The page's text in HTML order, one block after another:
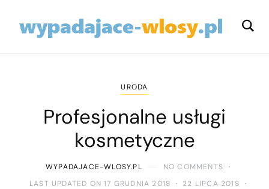
URODA
Profesjonalne usługi
kosmetyczne
WYPADAJACE-WLOSY.PL
NO COMMENTS
LAST UPDATED ON 17 GRUDNIA 2018
22 LIPCA 2018